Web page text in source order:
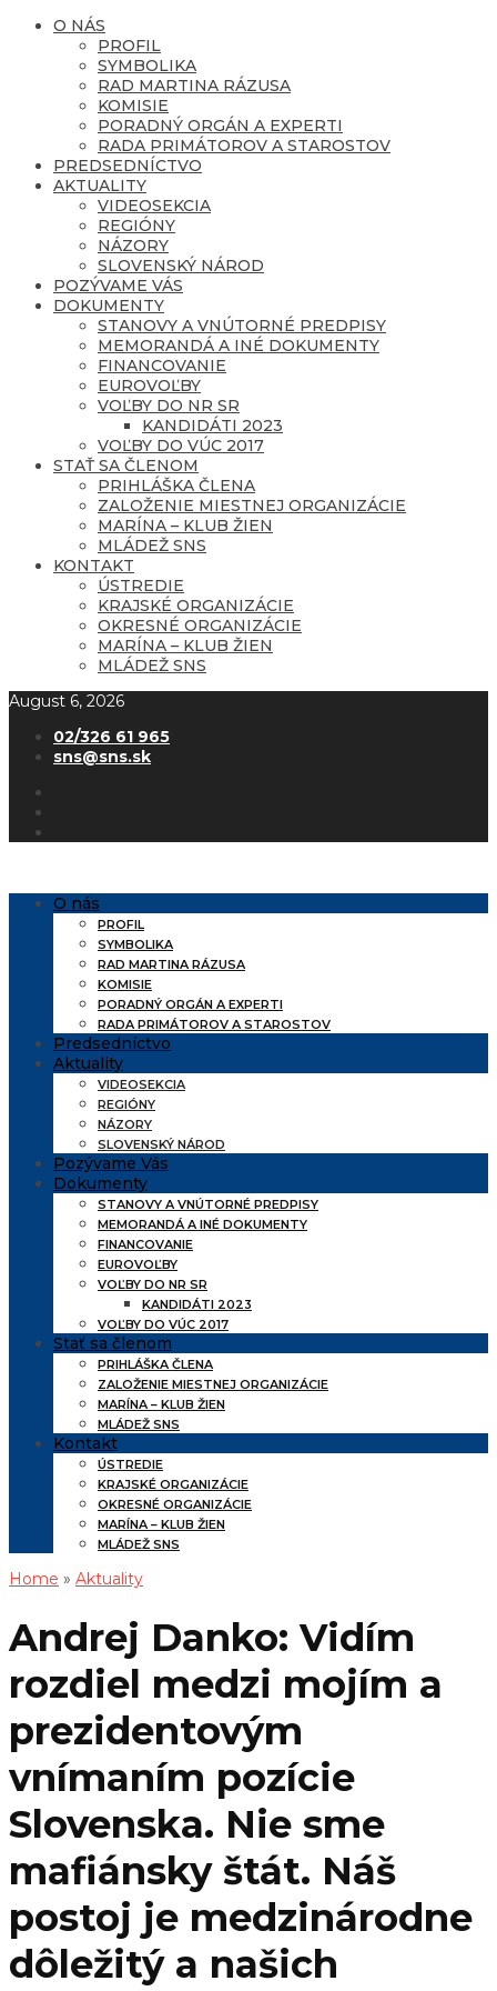
O NÁS
PROFIL
SYMBOLIKA
RAD MARTINA RÁZUSA
KOMISIE
PORADNÝ ORGÁN A EXPERTI
RADA PRIMÁTOROV A STAROSTOV
PREDSEDNÍCTVO
AKTUALITY
VIDEOSEKCIA
REGIÓNY
NÁZORY
SLOVENSKÝ NÁROD
POZÝVAME VÁS
DOKUMENTY
STANOVY A VNÚTORNÉ PREDPISY
MEMORANDÁ A INÉ DOKUMENTY
FINANCOVANIE
EUROVOĽBY
VOĽBY DO NR SR
KANDIDÁTI 2023
VOĽBY DO VÚC 2017
STAŤ SA ČLENOM
PRIHLÁŠKA ČLENA
ZALOŽENIE MIESTNEJ ORGANIZÁCIE
MARÍNA – KLUB ŽIEN
MLÁDEŽ SNS
KONTAKT
ÚSTREDIE
KRAJSKÉ ORGANIZÁCIE
OKRESNÉ ORGANIZÁCIE
MARÍNA – KLUB ŽIEN
MLÁDEŽ SNS
August 6, 2026
02/326 61 965
sns@sns.sk
O nás
PROFIL
SYMBOLIKA
RAD MARTINA RÁZUSA
KOMISIE
PORADNÝ ORGÁN A EXPERTI
RADA PRIMÁTOROV A STAROSTOV
Predsedníctvo
Aktuality
VIDEOSEKCIA
REGIÓNY
NÁZORY
SLOVENSKÝ NÁROD
Pozývame Vás
Dokumenty
STANOVY A VNÚTORNÉ PREDPISY
MEMORANDÁ A INÉ DOKUMENTY
FINANCOVANIE
EUROVOĽBY
VOĽBY DO NR SR
KANDIDÁTI 2023
VOĽBY DO VÚC 2017
Stať sa členom
PRIHLÁŠKA ČLENA
ZALOŽENIE MIESTNEJ ORGANIZÁCIE
MARÍNA – KLUB ŽIEN
MLÁDEŽ SNS
Kontakt
ÚSTREDIE
KRAJSKÉ ORGANIZÁCIE
OKRESNÉ ORGANIZÁCIE
MARÍNA – KLUB ŽIEN
MLÁDEŽ SNS
Home » Aktuality
Andrej Danko: Vidím
rozdiel medzi mojím a
prezidentovým
vnímaním pozície
Slovenska. Nie sme
mafiánsky štát. Náš
postoj je medzinárodne
dôležitý a našich